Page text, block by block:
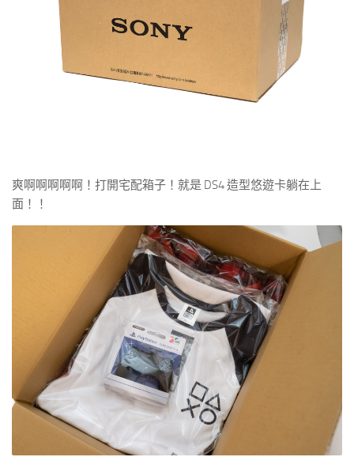
爽啊啊啊啊啊！打開宅配箱子！就是 DS4 造型悠遊卡躺在上
面！！